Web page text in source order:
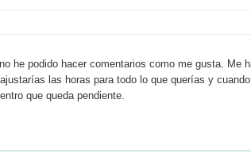
he podido hacer comentarios como me gusta. Me
las horas para todo lo que querías y
que queda pendiente.